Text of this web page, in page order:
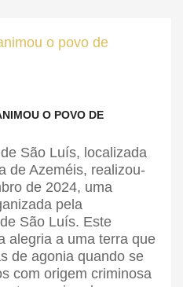
O POVO DE
São Luís, localizada
de Azeméis, realizou-
de 2024, uma
pela
São Luís. Este
alegria a uma terra que
de agonia quando se
com origem criminosa